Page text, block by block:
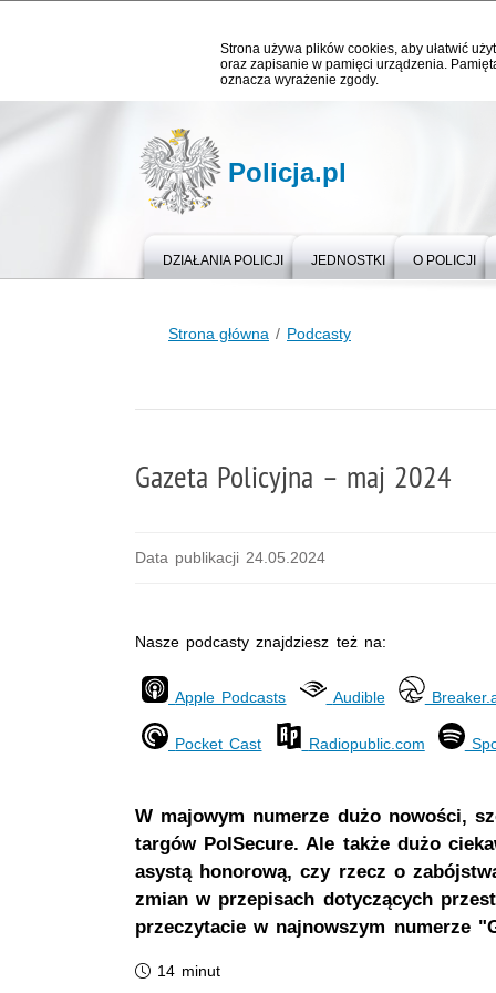
Strona używa plików cookies, aby ułatwić
oraz zapisanie w pamięci urządzenia.
oznacza wyrażenie zgody.
Policja.pl
DZIAŁANIA POLICJI JEDNOSTKI O POLICJI
Strona główna Podcasty
Gazeta Policyjna – maj 2024
Data publikacji 24.05.2024
Nasze podcasty znajdziesz też na:
Apple Podcasts Audible
Pocket Cast Radiopublic.com
W majowym numerze dużo nowości,
targów PolSecure. Ale także dużo
asystą honorową, czy rzecz o
zmian w przepisach dotyczących
przeczytacie w najnowszym numerze
Czas trwania podcastu:
14 minut